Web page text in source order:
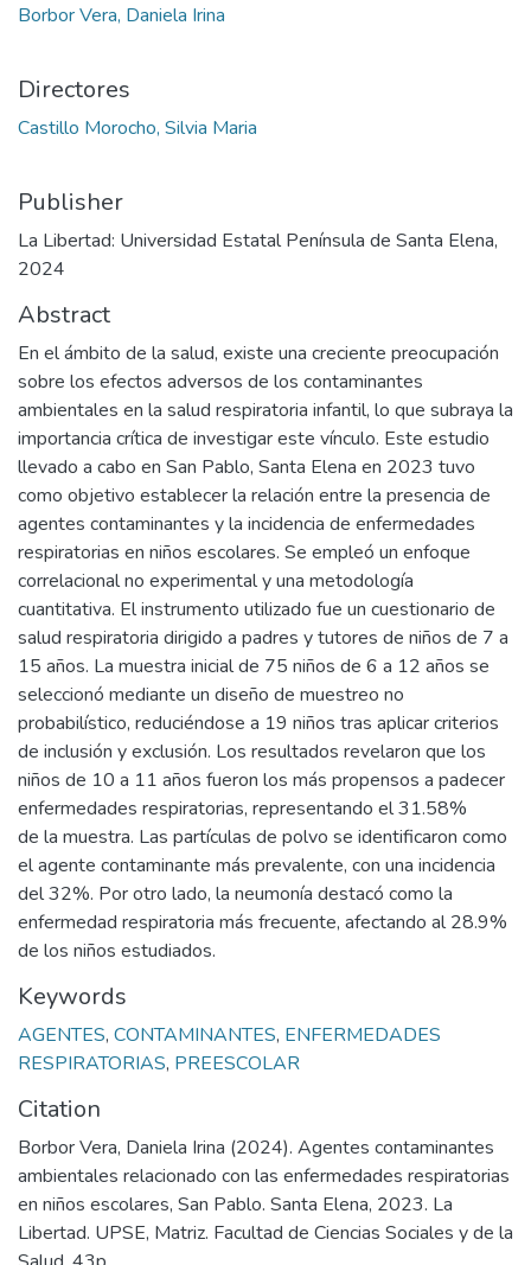
Borbor Vera, Daniela Irina
Directores
Castillo Morocho, Silvia Maria
Publisher
La Libertad: Universidad Estatal Península de Santa Elena,
2024
Abstract
En el ámbito de la salud, existe una creciente preocupación
sobre los efectos adversos de los contaminantes
ambientales en la salud respiratoria infantil, lo que subraya la
importancia crítica de investigar este vínculo. Este estudio
llevado a cabo en San Pablo, Santa Elena en 2023 tuvo
como objetivo establecer la relación entre la presencia de
agentes contaminantes y la incidencia de enfermedades
respiratorias en niños escolares. Se empleó un enfoque
correlacional no experimental y una metodología
cuantitativa. El instrumento utilizado fue un cuestionario de
salud respiratoria dirigido a padres y tutores de niños de 7 a
15 años. La muestra inicial de 75 niños de 6 a 12 años se
seleccionó mediante un diseño de muestreo no
probabilístico, reduciéndose a 19 niños tras aplicar criterios
de inclusión y exclusión. Los resultados revelaron que los
niños de 10 a 11 años fueron los más propensos a padecer
enfermedades respiratorias, representando el 31.58%
de la muestra. Las partículas de polvo se identificaron como
el agente contaminante más prevalente, con una incidencia
del 32%. Por otro lado, la neumonía destacó como la
enfermedad respiratoria más frecuente, afectando al 28.9%
de los niños estudiados.
Keywords
AGENTES, CONTAMINANTES, ENFERMEDADES
RESPIRATORIAS, PREESCOLAR
Citation
Borbor Vera, Daniela Irina (2024). Agentes contaminantes
ambientales relacionado con las enfermedades respiratorias
en niños escolares, San Pablo. Santa Elena, 2023. La
Libertad. UPSE, Matriz. Facultad de Ciencias Sociales y de la